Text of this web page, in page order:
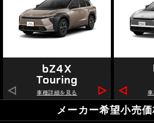
bZ4X
Touring
車種詳細を見る
メーカー希望小売